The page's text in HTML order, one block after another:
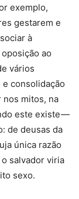
exemplo,
gestarem e
à
oposição ao
vários
consolidação
nos mitos, na
este existe —
de deusas da
única razão
salvador viria
sexo.